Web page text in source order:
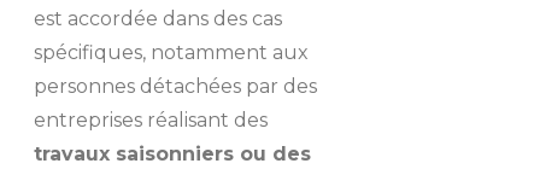
est accordée dans des cas
spécifiques, notamment aux
personnes détachées par des
entreprises réalisant des
travaux saisonniers ou des